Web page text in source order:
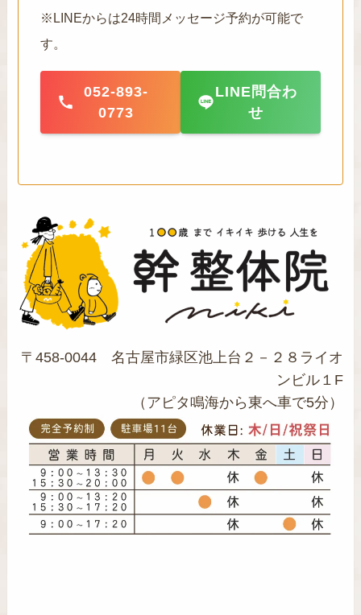
※LINEからは24時間メッセージ予約が可能で
す。
052-893-
0773
LINE問合わ
せ
〒458-0044 名古屋市緑区池上台２－２８ライオ
ンビル１F
（アピタ鳴海から東へ車で5分）